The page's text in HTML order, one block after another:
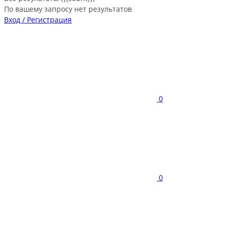
По вашему запросу нет результатов
Вход / Регистрация
0
0